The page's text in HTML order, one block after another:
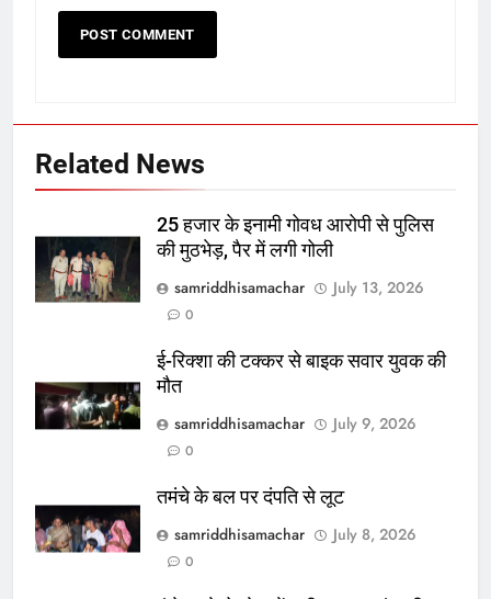
Related News
25 हजार के इनामी गोवध आरोपी से पुलिस
की मुठभेड़, पैर में लगी गोली
samriddhisamachar
July 13, 2026
0
ई-रिक्शा की टक्कर से बाइक सवार युवक की
मौत
samriddhisamachar
July 9, 2026
0
तमंचे के बल पर दंपति से लूट
samriddhisamachar
July 8, 2026
0